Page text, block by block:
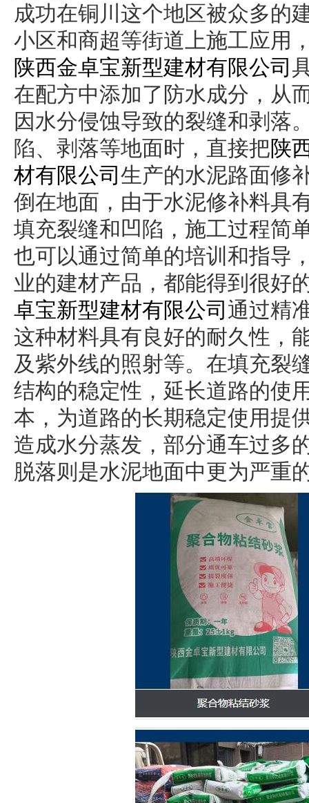
成功在铜川这个地区被众多的
小区和商超等街道上施工应用
陕西金卓宝新型建材有限公司
在配方中添加了防水成分，从
因水分侵蚀导致的裂缝和剥落
陷、剥落等地面时，直接把陕
材有限公司 生产的水泥路面修
倒在地面，由于水泥修补料具
填充裂缝和凹陷，施工过程简
也可以通过简单的培训和指导
业的建材产品，都能得到很好
卓宝新型建材有限公司 通过精
这种材料具有良好的耐久性，
及紫外线的照射等。在填充裂
结构的稳定性，延长道路的使
本，为道路的长期稳定使用提
造成水分蒸发，部分通车过多
脱落则是水泥地面中更为严重